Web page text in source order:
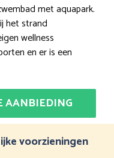
met aquapark.
het strand
wellness
en er is een
AANBIEDING
voorzieningen